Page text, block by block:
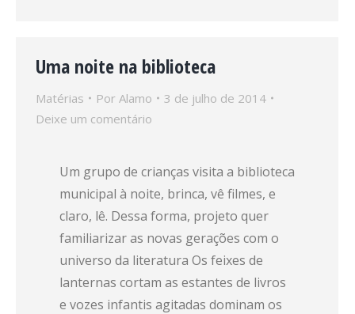
Uma noite na biblioteca
Matérias Por Alamo
3 de julho de 2014
Deixe um comentário
Um grupo de crianças visita a biblioteca
municipal à noite, brinca, vê filmes, e
claro, lê. Dessa forma, projeto quer
familiarizar as novas gerações com o
universo da literatura Os feixes de
lanternas cortam as estantes de livros
e vozes infantis agitadas dominam os